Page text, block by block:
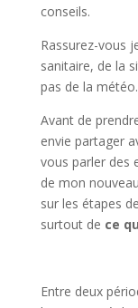
conseils.
Rassurez-vous
sanitaire, de la
pas de la météo.
Avant de
envie partager
vous parler des
de mon
sur les étapes
surtout de ce
Entre deux